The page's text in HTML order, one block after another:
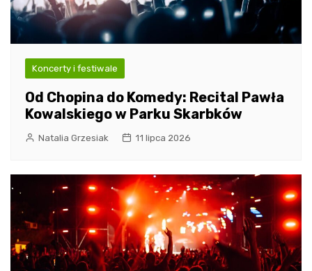
Koncerty i festiwale
Od Chopina do Komedy: Recital Pawła
Kowalskiego w Parku Skarbków
Natalia Grzesiak 11 lipca 2026